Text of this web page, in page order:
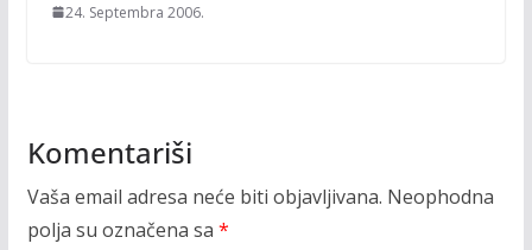
24. Septembra 2006.
Komentariši
Vaša email adresa neće biti objavljivana. Neophodna
polja su označena sa *